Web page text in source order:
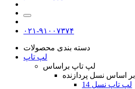
۰۲۱-۹۱۰۰۷۳۷۴
دسته بندی محصولات
لپ تاپ
لپ تاپ براساس
بر اساس نسل پردازنده
لپ تاپ نسل 14